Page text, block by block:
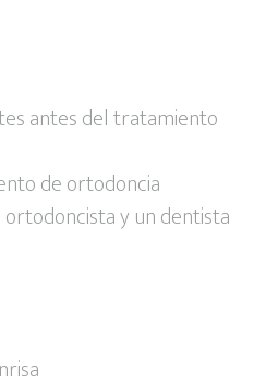
antes del tratamiento
de ortodoncia
y un dentista